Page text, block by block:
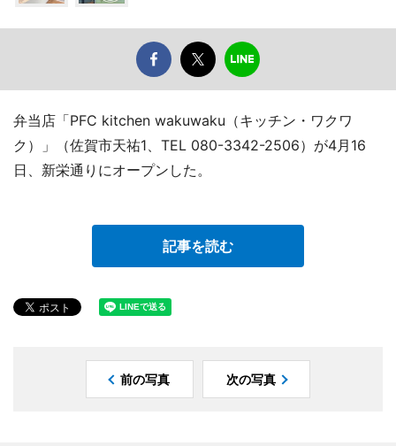
弁当店「PFC kitchen wakuwaku（キッチン・ワクワ
ク）」（佐賀市天祐1、TEL 080-3342-2506）が4月16
日、新栄通りにオープンした。
記事を読む
前の写真 次の写真